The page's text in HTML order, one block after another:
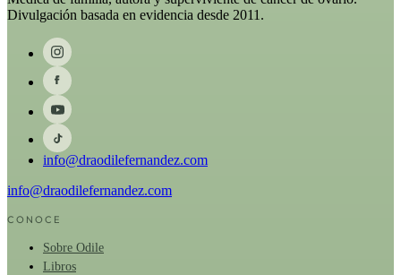
Divulgación basada en evidencia desde 2011.
info@draodilefernandez.com
info@draodilefernandez.com
CONOCE
Sobre Odile
Libros